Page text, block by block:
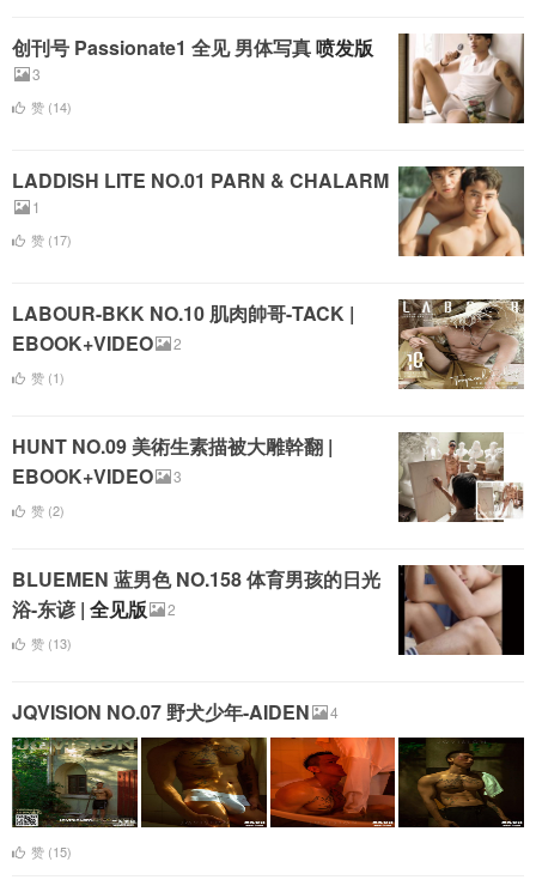
创刊号 Passionate1 全见 男体写真喷发版
3
赞 (14)
LADDISH LITE NO.01 PARN & CHALARM
1
赞 (17)
LABOUR-BKK NO.10 肌肉帥哥-TACK |
EBOOK+VIDEO
2
赞 (1)
HUNT NO.09 美術生素描被大雕幹翻 |
EBOOK+VIDEO
3
赞 (2)
BLUEMEN 蓝男色 NO.158 体育男孩的日光
浴-东谚 | 全见版 2
赞 (13)
JQVISION NO.07 野犬少年-AIDEN 4
赞 (15)